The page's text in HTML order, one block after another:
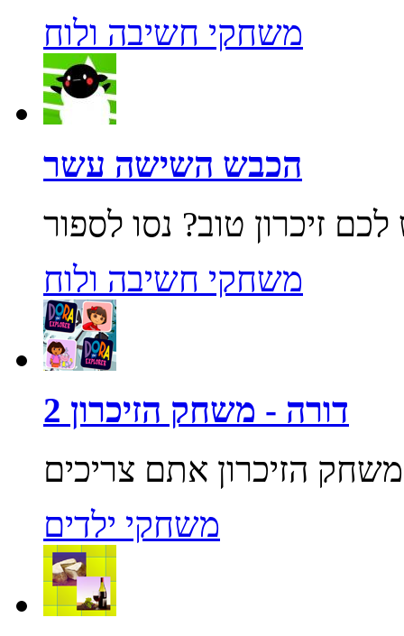
משחקי חשיבה ולוח
הכבש השישה עשר
משחקי חשיבה ולוח
דורה - משחק הזיכרון 2
משחקי ילדים